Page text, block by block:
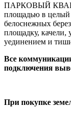
ПАРКОВЫЙ
площадью в целый
белоснежных
площадку, качели,
уединением и
Все
подключения
При покупке